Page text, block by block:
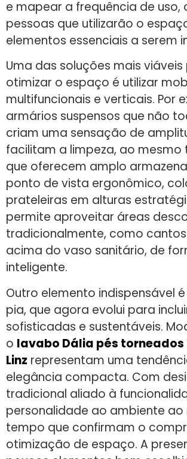
e mapear a frequência de uso,
pessoas que utilizarão o
elementos essenciais a serem
Uma das soluções mais
otimizar o espaço é utilizar
multifuncionais e verticais. Por
armários suspensos que não
criam uma sensação de
facilitam a limpeza, ao mesmo
que oferecem amplo
ponto de vista ergonômico,
prateleiras em alturas
permite aproveitar áreas
tradicionalmente, como
acima do vaso sanitário, de
inteligente.
Outro elemento indispensável
pia, que agora evolui para
sofisticadas e sustentáveis.
o lavabo Dália pés torneados
Linz representam uma
elegância compacta. Com
tradicional aliado à
personalidade ao ambiente ao
tempo que confirmam o
otimização de espaço. A